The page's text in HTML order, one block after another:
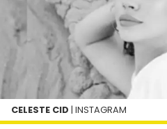
CELESTE CID | INSTAGRAM